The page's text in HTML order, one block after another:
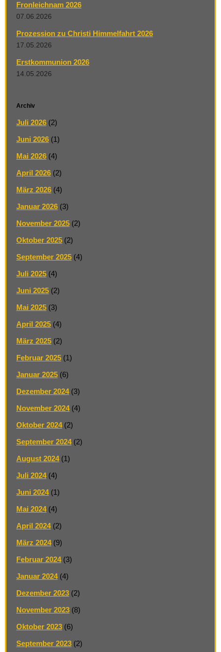
Fronleichnam 2026
07.06.2026
Prozession zu Christi Himmelfahrt 2026
17.05.2026
Erstkommunion 2026
14.05.2026
Archiv
Juli 2026 (2)
Juni 2026 (1)
Mai 2026 (4)
April 2026 (2)
März 2026 (4)
Januar 2026 (3)
November 2025 (2)
Oktober 2025 (2)
September 2025 (4)
Juli 2025 (4)
Juni 2025 (2)
Mai 2025 (3)
April 2025 (4)
März 2025 (2)
Februar 2025 (1)
Januar 2025 (6)
Dezember 2024(3)
November 2024(4)
Oktober 2024(2)
September 2024(2)
August 2024(1)
Juli 2024(4)
Juni 2024(1)
Mai 2024(4)
April 2024(2)
März 2024(9)
Februar 2024(3)
Januar 2024(4)
Dezember 2023 (2)
November 2023 (8)
Oktober 2023 (6)
September 2023 (2)